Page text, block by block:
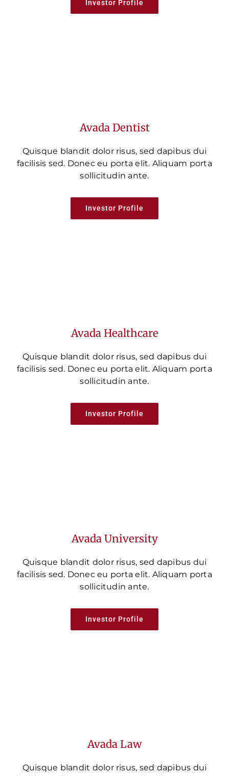
Investor Profile
Avada Dentist
Quisque blandit dolor risus, sed dapibus dui
facilisis sed. Donec eu porta elit. Aliquam porta
sollicitudin ante.
Investor Profile
Avada Healthcare
Quisque blandit dolor risus, sed dapibus dui
facilisis sed. Donec eu porta elit. Aliquam porta
sollicitudin ante.
Investor Profile
Avada University
Quisque blandit dolor risus, sed dapibus dui
facilisis sed. Donec eu porta elit. Aliquam porta
sollicitudin ante.
Investor Profile
Avada Law
Quisque blandit dolor risus, sed dapibus dui